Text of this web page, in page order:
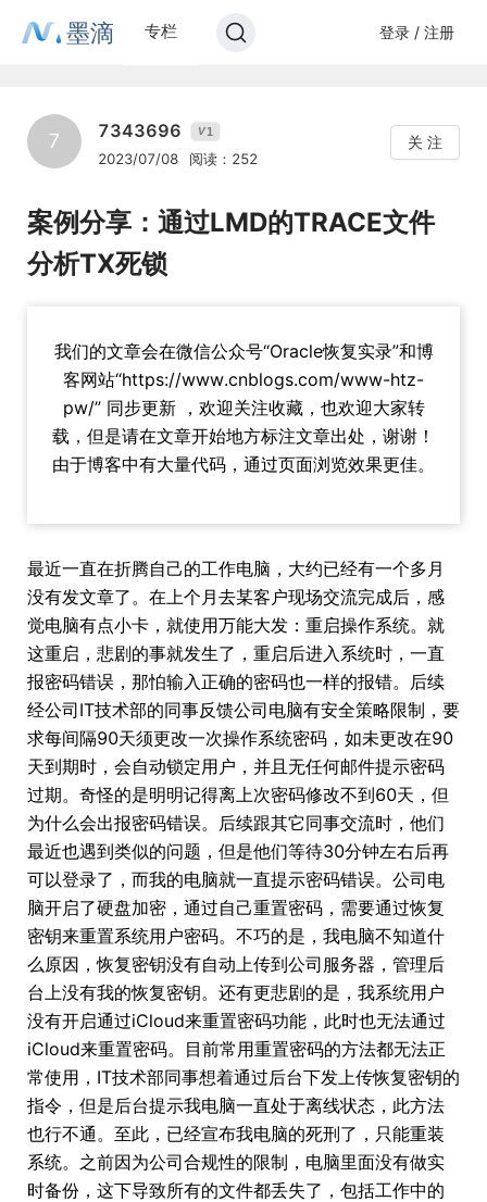
墨滴 专栏 登录 / 注册
7 7343696 V1
2023/07/08 阅读：252
关 注
案例分享：通过LMD的TRACE文件
分析TX死锁
我们的文章会在微信公众号“Oracle恢复实录”和博
客网站“https://www.cnblogs.com/www-htz-
pw/” 同步更新 ，欢迎关注收藏，也欢迎大家转
载，但是请在文章开始地方标注文章出处，谢谢！
由于博客中有大量代码，通过页面浏览效果更佳。
最近一直在折腾自己的工作电脑，大约已经有一个多月
没有发文章了。在上个月去某客户现场交流完成后，感
觉电脑有点小卡，就使用万能大发：重启操作系统。就
这重启，悲剧的事就发生了，重启后进入系统时，一直
报密码错误，那怕输入正确的密码也一样的报错。后续
经公司IT技术部的同事反馈公司电脑有安全策略限制，要
求每间隔90天须更改一次操作系统密码，如未更改在90
天到期时，会自动锁定用户，并且无任何邮件提示密码
过期。奇怪的是明明记得离上次密码修改不到60天，但
为什么会出报密码错误。后续跟其它同事交流时，他们
最近也遇到类似的问题，但是他们等待30分钟左右后再
可以登录了，而我的电脑就一直提示密码错误。公司电
脑开启了硬盘加密，通过自己重置密码，需要通过恢复
密钥来重置系统用户密码。不巧的是，我电脑不知道什
么原因，恢复密钥没有自动上传到公司服务器，管理后
台上没有我的恢复密钥。还有更悲剧的是，我系统用户
没有开启通过iCloud来重置密码功能，此时也无法通过
iCloud来重置密码。目前常用重置密码的方法都无法正
常使用，IT技术部同事想着通过后台下发上传恢复密钥的
指令，但是后台提示我电脑一直处于离线状态，此方法
也行不通。至此，已经宣布我电脑的死刑了，只能重装
系统。之前因为公司合规性的限制，电脑里面没有做实
时备份，这下导致所有的文件都丢失了，包括工作中的